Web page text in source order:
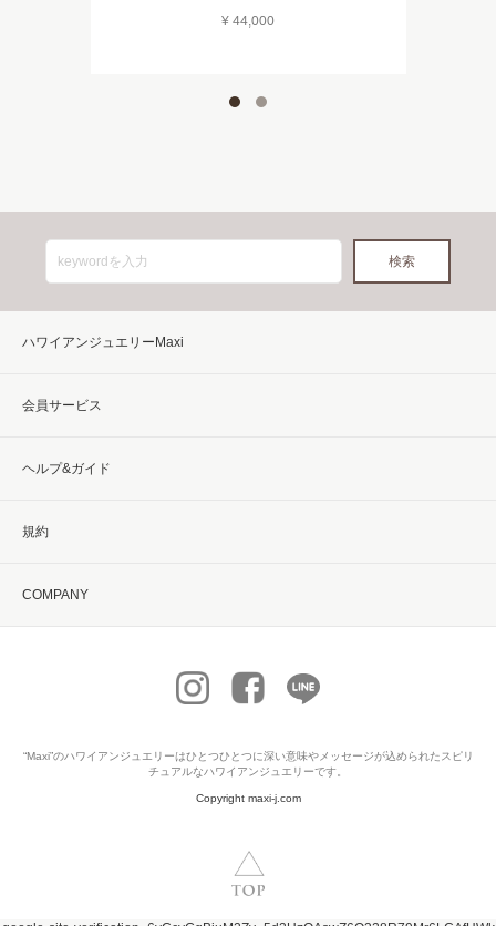
¥ 44,000
ハワイアンジュエリーMaxi
会員サービス
ヘルプ&ガイド
規約
COMPANY
“Maxi”のハワイアンジュエリーはひとつひとつに深い意味やメッセージが込められたスピリ
チュアルなハワイアンジュエリーです。
Copyright maxi-j.com